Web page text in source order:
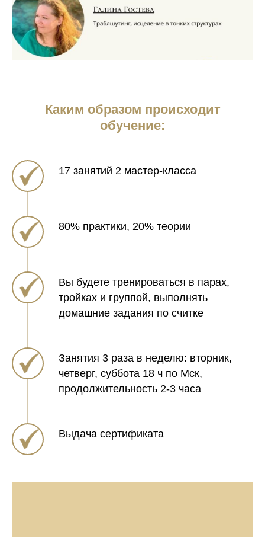
Каким образом происходит
обучение:
17 занятий 2 мастер-класса
80% практики, 20% теории
Вы будете тренироваться в парах,
тройках и группой, выполнять
домашние задания по считке
Занятия 3 раза в неделю: вторник,
четверг, суббота 18 ч по Мск,
продолжительность 2-3 часа
Выдача сертификата